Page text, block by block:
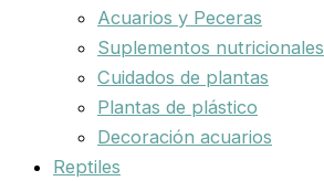
Acuarios y Peceras
Suplementos nutricionales
Cuidados de plantas
Plantas de plástico
Decoración acuarios
Reptiles